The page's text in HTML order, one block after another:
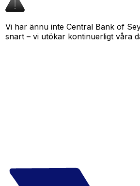
Vi har ännu inte Central Bank of
snart – vi utökar kontinuerligt våra